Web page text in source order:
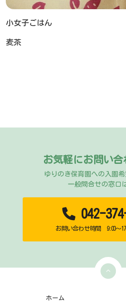
小女子ごはん
麦茶
お気軽にお問い合
ゆりのき保育園への入園
一般問合せの窓口
042-
お問い合わせ時間 9:00～
ホーム